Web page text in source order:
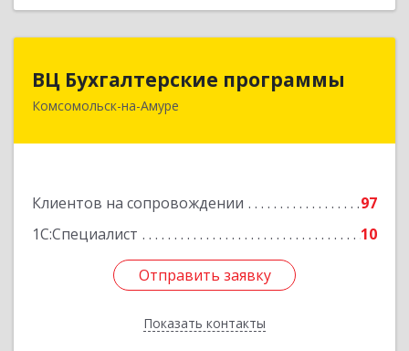
ВЦ Бухгалтерские программы
Комсомольск-на-Амуре
Клиентов на сопровождении
97
1С:Специалист
10
Отправить заявку
Показать контакты
681000, Хабаровский край, Комсомольск-на-
Отправить заявку
Назад